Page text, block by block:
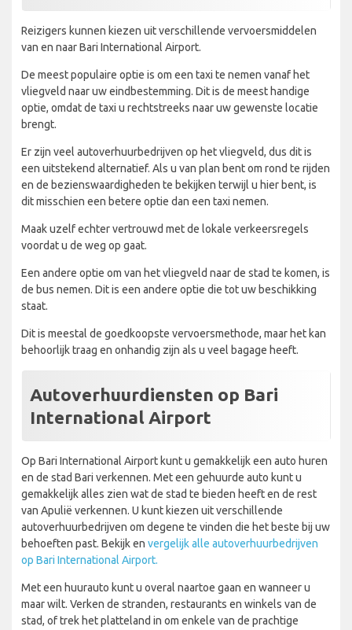
Reizigers kunnen kiezen uit verschillende vervoersmiddelen
van en naar Bari International Airport.
De meest populaire optie is om een taxi te nemen vanaf het
vliegveld naar uw eindbestemming. Dit is de meest handige
optie, omdat de taxi u rechtstreeks naar uw gewenste locatie
brengt.
Er zijn veel autoverhuurbedrijven op het vliegveld, dus dit is
een uitstekend alternatief. Als u van plan bent om rond te rijden
en de bezienswaardigheden te bekijken terwijl u hier bent, is
dit misschien een betere optie dan een taxi nemen.
Maak uzelf echter vertrouwd met de lokale verkeersregels
voordat u de weg op gaat.
Een andere optie om van het vliegveld naar de stad te komen, is
de bus nemen. Dit is een andere optie die tot uw beschikking
staat.
Dit is meestal de goedkoopste vervoersmethode, maar het kan
behoorlijk traag en onhandig zijn als u veel bagage heeft.
Autoverhuurdiensten op Bari
International Airport
Op Bari International Airport kunt u gemakkelijk een auto huren
en de stad Bari verkennen. Met een gehuurde auto kunt u
gemakkelijk alles zien wat de stad te bieden heeft en de rest
van Apulië verkennen. U kunt kiezen uit verschillende
autoverhuurbedrijven om degene te vinden die het beste bij uw
behoeften past. Bekijk en vergelijk alle autoverhuurbedrijven
op Bari International Airport.
Met een huurauto kunt u overal naartoe gaan en wanneer u
maar wilt. Verken de stranden, restaurants en winkels van de
stad, of trek het platteland in om enkele van de prachtige